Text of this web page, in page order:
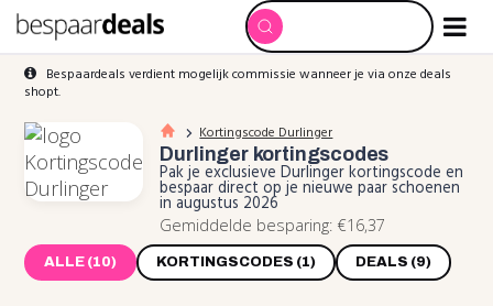
Bespaardeals verdient mogelijk commissie wanneer je via onze deals
shopt.
Kortingscode Durlinger
Durlinger kortingscodes
Pak je exclusieve Durlinger kortingscode en
bespaar direct op je nieuwe paar schoenen
in augustus 2026
Gemiddelde besparing: €16,37
ALLE (10) KORTINGSCODES (1) DEALS (9)